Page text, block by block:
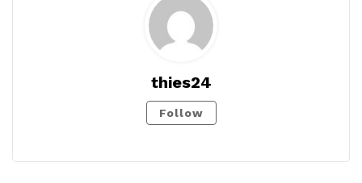
thies24
Follow